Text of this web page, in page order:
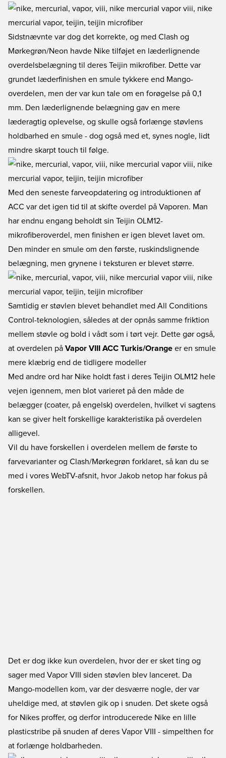
Sidstnævnte var dog det korrekte, og med Clash og
Mørkegrøn/Neon havde Nike tilføjet en læderlignende
overdelsbelægning til deres Teijin mikrofiber. Dette var
grundet læderfinishen en smule tykkere end Mango-
overdelen, men der var kun tale om en forøgelse på 0,1
mm. Den læderlignende belægning gav en mere
læderagtig oplevelse, og skulle også forlænge støvlens
holdbarhed en smule - dog også med et, synes nogle, lidt
mindre skarpt touch til følge.
Med den seneste farveopdatering og introduktionen af
ACC var det igen tid til at skifte overdel på Vaporen. Man
har endnu engang beholdt sin Teijin OLM12-
mikrofiberoverdel, men finishen er igen blevet lavet om.
Den minder en smule om den første, ruskindslignende
belægning, men grynene i teksturen er blevet større.
Samtidig er støvlen blevet behandlet med All Conditions
Control-teknologien, således at der opnås samme friktion
mellem støvle og bold i vådt som i tørt vejr. Dette gør også,
at overdelen på Vapor VIII ACC Turkis/Orange er en smule
mere klæbrig end de tidligere modeller
Med andre ord har Nike holdt fast i deres Teijin OLM12 hele
vejen igennem, men blot varieret på den måde de
belægger (coater, på engelsk) overdelen, hvilket vi sagtens
kan se giver helt forskellige karakteristika på overdelen
alligevel.
Vil du have forskellen i overdelen mellem de første to
farvevarianter og Clash/Mørkegrøn forklaret, så kan du se
med i vores WebTV-afsnit, hvor Jakob netop har fokus på
forskellen.
Det er dog ikke kun overdelen, hvor der er sket ting og
sager med Vapor VIII siden støvlen blev lanceret. Da
Mango-modellen kom, var der desværre nogle, der var
uheldige med, at støvlen gik op i snuden. Det skete også
for Nikes proffer, og derfor introducerede Nike en lille
plasticstribe på snuden af deres Vapor VIII - simpelthen for
at forlænge holdbarheden.